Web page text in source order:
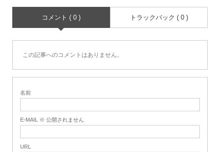
コメント ( 0 ) トラックバック ( 0 )
この記事へのコメントはありません。
名前
E-MAIL ※ 公開されません
URL